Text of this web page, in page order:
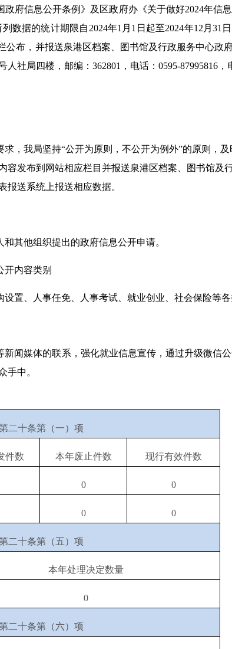
政府信息公开条例》及区政府办《关于做好2024年信
数据的统计期限自 2024年1 月 1 日起至2024年12 月31
公布，并报送泉港区档案、图书馆及行政服务中心
人社局四楼，邮编： 362801 ，电话： 0595-87995816 ，
，我局坚持“公开为原则，不公开为例外”的原则，
容发布到网站相应栏目并报送泉港区档案、图书馆及
报送系统上报送相应数据。
其他组织提出的政府信息公开申请。
开内容类别
置、人事任免、人事考试、就业创业、社会保险等
闻媒体的联系，强化就业信息宣传，通过升级微信
手中。
二十条第（一）项
件数 本年废止件数 现行有效件数
0 0
0 0
二十条第（五）项
本年处理决定数量
0
二十条第（六）项